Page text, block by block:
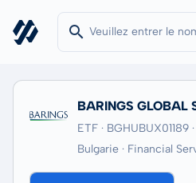
BARINGS GLOBAL
ETF · BGHUBUX01189
Bulgarie · Financial